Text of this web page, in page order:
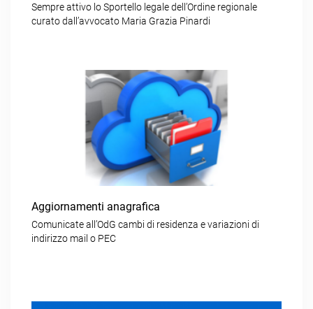
Sempre attivo lo Sportello legale dell’Ordine regionale
curato dall’avvocato Maria Grazia Pinardi
Aggiornamenti anagrafica
Comunicate all’OdG cambi di residenza e variazioni di
indirizzo mail o PEC